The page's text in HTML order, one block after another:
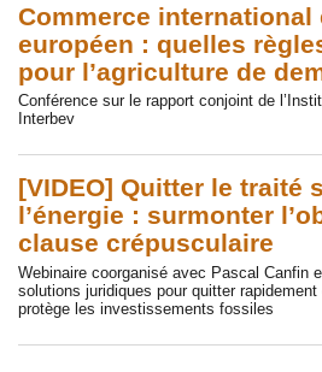
Commerce international
européen : quelles
pour l’agriculture de
Conférence sur le rapport conjoint de
Interbev
[VIDEO] Quitter le traité
l’énergie : surmonter
clause crépusculaire
Webinaire coorganisé avec Pascal Canfin
solutions juridiques pour quitter
protège les investissements fossiles